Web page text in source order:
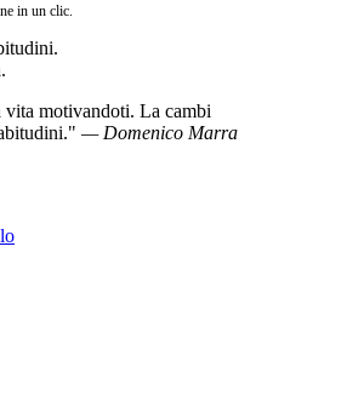
in un clic.
motivandoti. La cambi
— Domenico Marra